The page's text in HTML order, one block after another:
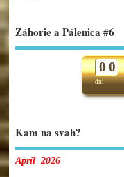
Záhorie a Pálenica #6
dni
0 0
Kam na svah?
Apríl 2026